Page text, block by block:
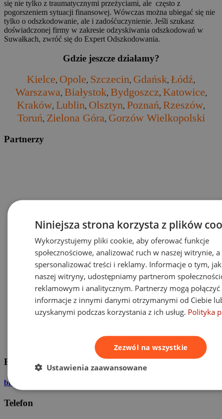
się nie tylko z traumatycznymi przeżyciami, ale często z
pogorszeniem sytuacji finansowej. Wówczas można ubiegać się nie
tylko o odszkodowanie, ale i zadośćuczynienie. Jeśli szukasz
doświadczonej firmy w zakresie odzyskiwania odszkodowań w
Suwałkach, zwróć się do Expert Odszkodowania.
Gdzie jeszcze działamy?
Kielce, Opole, Szczecin, Gdańsk, Łódź,
Warszawa, Białystok, Bydgoszcz, Katowice,
Kraków, Lublin, Olsztyn, Poznań, Rzeszów,
Toruń, Zielona Góra, Gorzów Wielkopolski
Partnerzy
E-mail
biuro@expertodszkodowania.pl
Telefon
Niniejsza strona korzysta z plików
Wykorzystujemy pliki cookie, aby oferować funkcje
społecznościowe, analizować ruch w naszej witrynie,
spersonalizować treści i reklamy. Informacje o tym,
naszej witryny, udostępniamy partnerom
reklamowym i analitycznym. Partnerzy mogą połączyć
informacje z innymi danymi otrzymanymi od Ciebie
uzyskanymi podczas korzystania z ich usług. Polityka
Zezwól na wszystkie
Ustawienia zaawansowane